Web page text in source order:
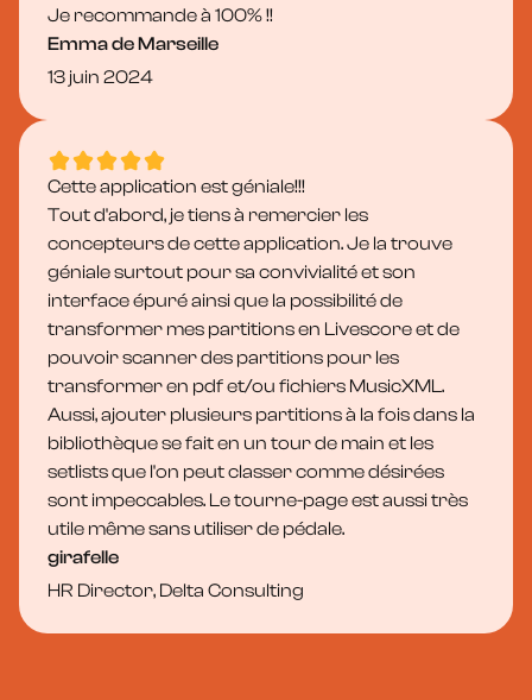
Je recommande à 100% !!
Emma de Marseille
13 juin 2024
Cette application est géniale!!!
Tout d'abord, je tiens à remercier les
concepteurs de cette application. Je la trouve
géniale surtout pour sa convivialité et son
interface épuré ainsi que la possibilité de
transformer mes partitions en Livescore et de
pouvoir scanner des partitions pour les
transformer en pdf et/ou fichiers MusicXML.
Aussi, ajouter plusieurs partitions à la fois dans la
bibliothèque se fait en un tour de main et les
setlists que l'on peut classer comme désirées
sont impeccables. Le tourne-page est aussi très
utile même sans utiliser de pédale.
girafelle
HR Director, Delta Consulting